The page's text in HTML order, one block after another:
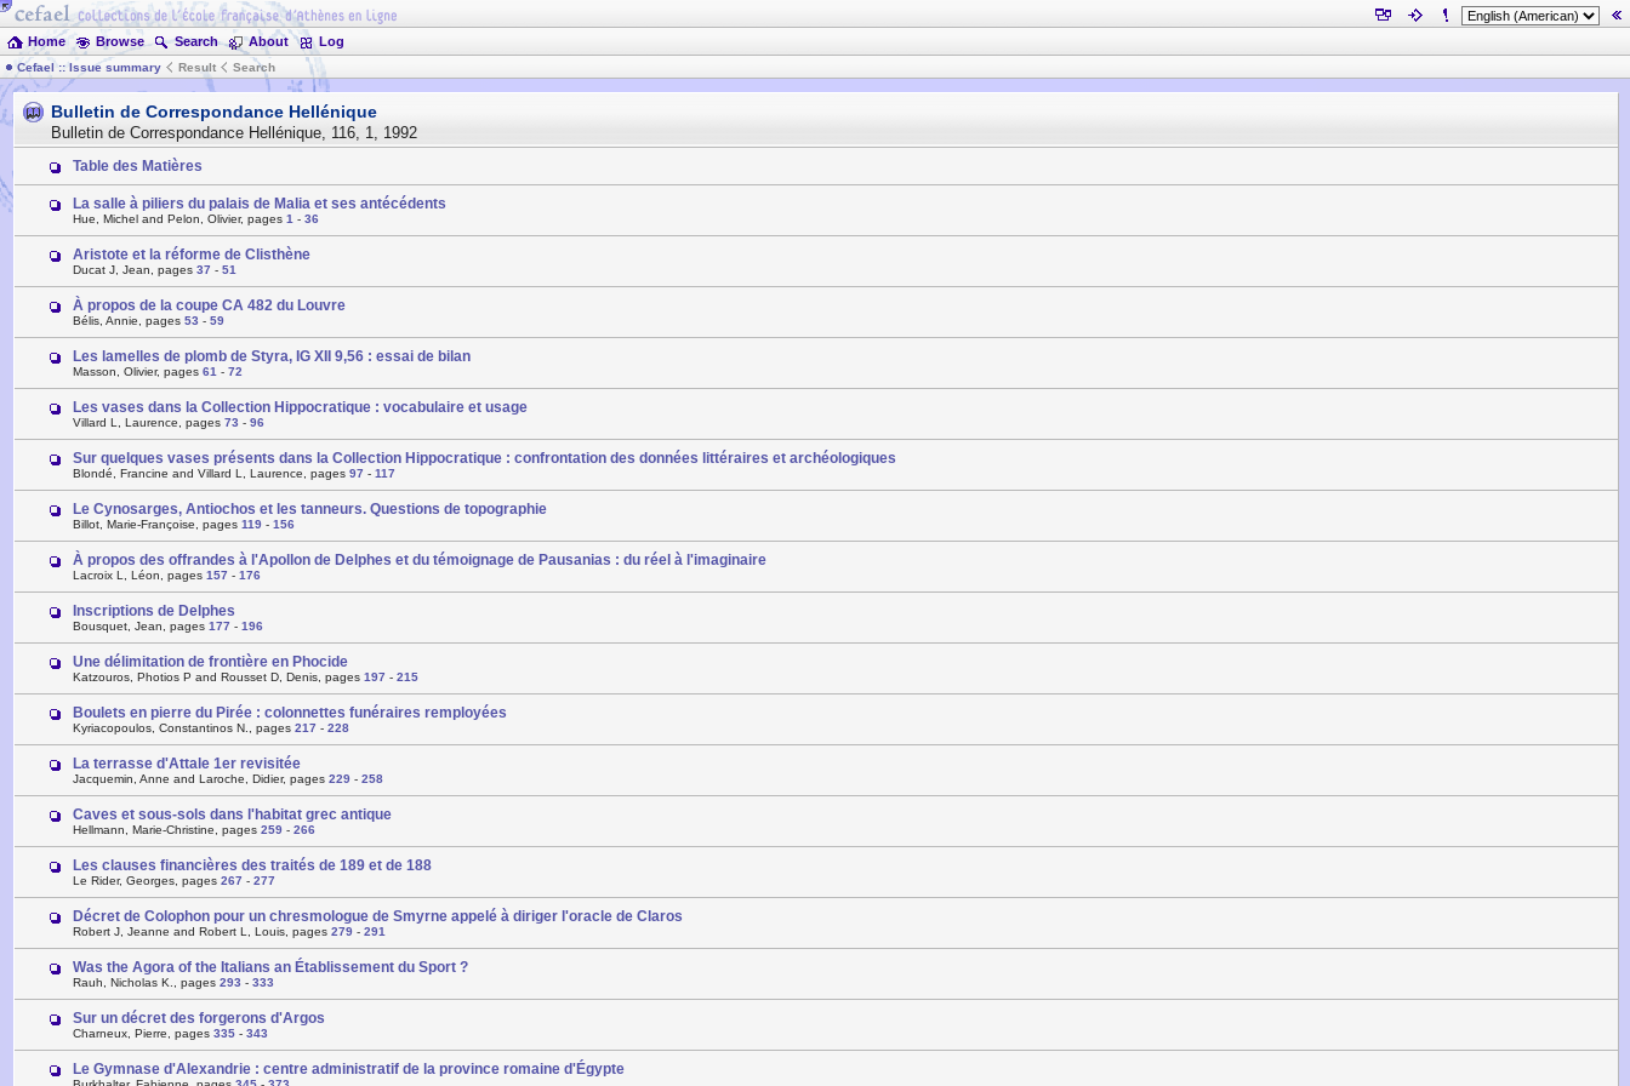
Home Browse Search About Log
Cefael :: Issue summary Result Search
Bulletin de Correspondance Hellénique
Bulletin de Correspondance Hellénique, 116, 1, 1992
Table des Matières
La salle à piliers du palais de Malia et ses antécédents
Hue, Michel and Pelon, Olivier, pages 1 - 36
Aristote et la réforme de Clisthène
Ducat J, Jean, pages 37 - 51
À propos de la coupe CA 482 du Louvre
Bélis, Annie, pages 53 - 59
Les lamelles de plomb de Styra, IG XII 9,56 : essai de bilan
Masson, Olivier, pages 61 - 72
Les vases dans la Collection Hippocratique : vocabulaire et usage
Villard L, Laurence, pages 73 - 96
Sur quelques vases présents dans la Collection Hippocratique : confrontation des données littéraires et archéologiques
Blondé, Francine and Villard L, Laurence, pages 97 - 117
Le Cynosarges, Antiochos et les tanneurs. Questions de topographie
Billot, Marie-Françoise, pages 119 - 156
À propos des offrandes à l'Apollon de Delphes et du témoignage de Pausanias : du réel à l'imaginaire
Lacroix L, Léon, pages 157 - 176
Inscriptions de Delphes
Bousquet, Jean, pages 177 - 196
Une délimitation de frontière en Phocide
Katzouros, Photios P and Rousset D, Denis, pages 197 - 215
Boulets en pierre du Pirée : colonnettes funéraires remployées
Kyriacopoulos, Constantinos N., pages 217 - 228
La terrasse d'Attale 1er revisitée
Jacquemin, Anne and Laroche, Didier, pages 229 - 258
Caves et sous-sols dans l'habitat grec antique
Hellmann, Marie-Christine, pages 259 - 266
Les clauses financières des traités de 189 et de 188
Le Rider, Georges, pages 267 - 277
Décret de Colophon pour un chresmologue de Smyrne appelé à diriger l'oracle de Claros
Robert J, Jeanne and Robert L, Louis, pages 279 - 291
Was the Agora of the Italians an Établissement du Sport ?
Rauh, Nicholas K., pages 293 - 333
Sur un décret des forgerons d'Argos
Charneux, Pierre, pages 335 - 343
Le Gymnase d'Alexandrie : centre administratif de la province romaine d'Égypte